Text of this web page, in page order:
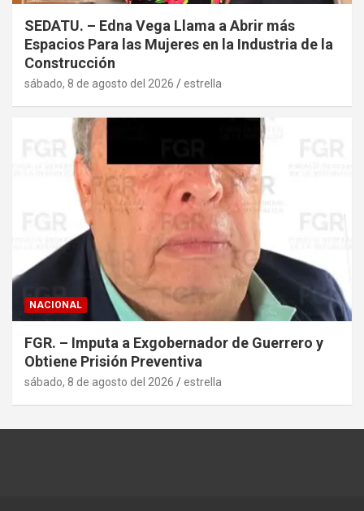
SEDATU. – Edna Vega Llama a Abrir más
Espacios Para las Mujeres en la Industria de la
Construcción
sábado, 8 de agosto del 2026 estrella
NACIONAL
FGR. – Imputa a Exgobernador de Guerrero y
Obtiene Prisión Preventiva
sábado, 8 de agosto del 2026 estrella